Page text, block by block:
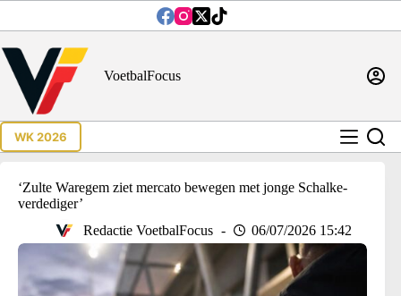
inhoud
VoetbalFocus
WK 2026
‘Zulte Waregem ziet mercato bewegen met jonge Schalke-
verdediger’
Redactie VoetbalFocus
06/07/2026 15:42